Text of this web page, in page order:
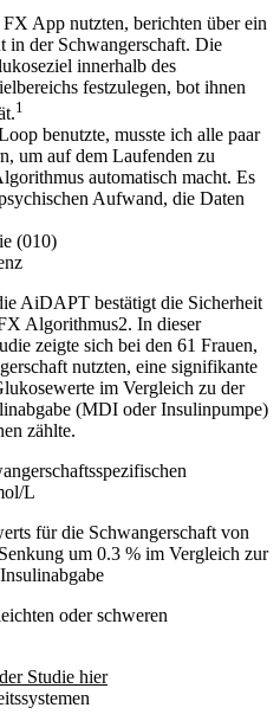
App nutzten, berichten über ein
in der Schwangerschaft. Die
innerhalb des
festzulegen, bot ihnen
1
benutzte, musste ich alle paar
um auf dem Laufenden zu
automatisch macht. Es
Aufwand, die Daten
(010)
AiDAPT bestätigt die Sicherheit
Algorithmus2. In dieser
zeigte sich bei den 61 Frauen,
nutzten, eine signifikante
im Vergleich zu der
(MDI oder Insulinpumpe)
zählte.
L
für die Schwangerschaft von
um 0.3 % im Vergleich zur
oder schweren
Studie hier